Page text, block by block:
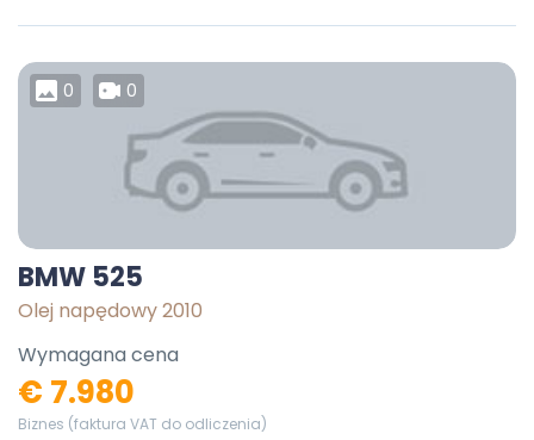
0 0
BMW 525
Olej napędowy 2010
Wymagana cena
€ 7.980
Biznes (faktura VAT do odliczenia)